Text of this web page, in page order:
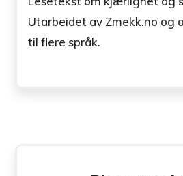
Utarbeidet av Zmekk.no og
til flere språk.